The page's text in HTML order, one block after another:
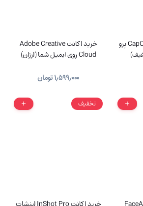
خرید اکانت کپ کات CapCut پرو
خرید اکانت Adobe Creative
Cloud روی ایمیل شما (ارزان)
۱٫۵۹۹٫۰۰۰تومان
تخفیف